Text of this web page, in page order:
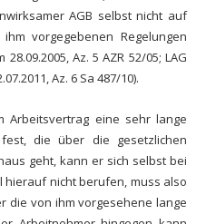
AGB selbst nicht auf
vorgegebenen Regelungen
Az. 5 AZR 52/05; LAG
Az. 6 Sa 487/10).
Arbeitsvertrag eine sehr lange
die über die gesetzlichen
geht, kann er sich selbst bei
hierauf nicht berufen, muss also
die von ihm vorgesehene lange